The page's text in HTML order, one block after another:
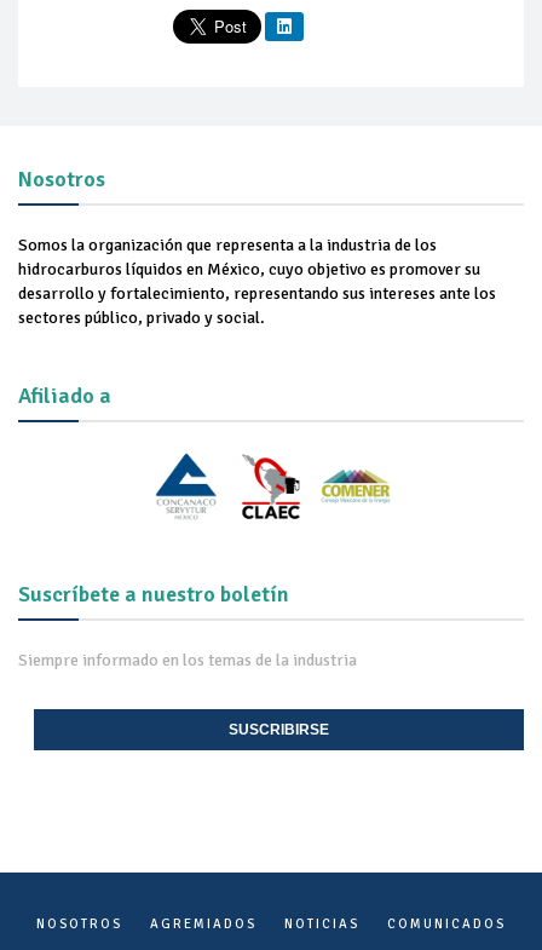
Nosotros
Somos la organización que representa a la industria de los
hidrocarburos líquidos en México, cuyo objetivo es promover su
desarrollo y fortalecimiento, representando sus intereses ante los
sectores público, privado y social.
Afiliado a
Suscríbete a nuestro boletín
Siempre informado en los temas de la industria
SUSCRIBIRSE
NOSOTROS AGREMIADOS NOTICIAS COMUNICADOS